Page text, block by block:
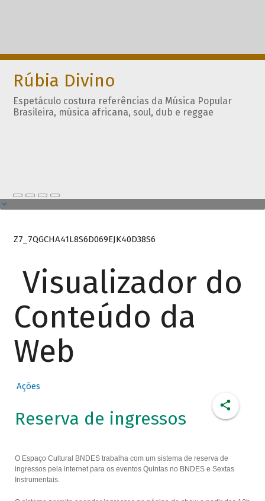
Rúbia Divino
Espetáculo costura referências da Música Popular
Brasileira, música africana, soul, dub e reggae
Z7_7QGCHA41L8S6D069EJK40D38S6
Visualizador do
Conteúdo da
Web
Ações
Reserva de ingressos
O Espaço Cultural BNDES trabalha com um sistema de reserva de
ingressos pela internet para os eventos Quintas no BNDES e Sextas
Instrumentais.